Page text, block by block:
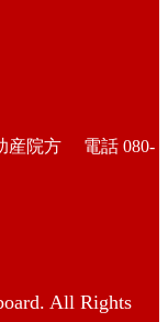
産院方 電話 080-
All Rights